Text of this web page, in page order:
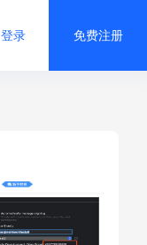
登录 免费注册